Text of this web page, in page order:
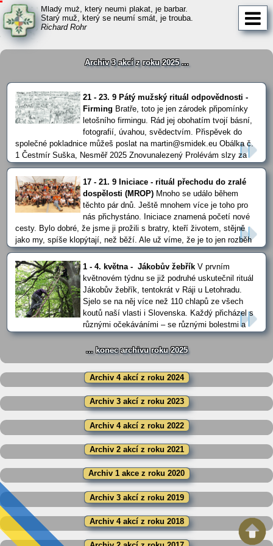
Mladý muž, který neumí plakat, je barbar.
Starý muž, který se neumí smát, je trouba.
Richard Rohr
Archiv 3 akcí z roku 2025 ...
21 - 23. 9 Pátý mužský rituál odpovědnosti -
Firming Bratře, toto je jen zárodek připomínky
letošního firmingu. Rád jej obohatím tvojí básní,
fotografií, úvahou, svědectvím. Přispěvek do
společné pokladnice můžeš poslat na martin@smidek.eu Obálka č.
1 Čestmír Suška, Nesměř 2025 Znovunalezený Prolévám slzy za
ty, které miluji Najednou je TADY v podobě stromu: „Obejmi je ve
mně.“ Ať může odejít všechna bolest, kterou jsi způsobil Neříkej si
… ...
17 - 21. 9 Iniciace - rituál přechodu do zralé
dospělosti (MROP) Mnoho se událo během
těchto pár dnů. Ještě mnohem více je toho pro
nás přichystáno. Iniciace znamená početí nové
cesty. Bylo dobré, že jsme ji prožili s bratry, kteří životem, stějně
jako my, spíše klopýtají, než běží. Ale už víme, že je to jen rozběh
na nekončící cestu. Je tu pro vás připravena vzpomínka,
zachyceny momentky z těch nesměřských dnů. Také připomínka,
že jsme se chtěli znovu potkat. Udělejte si … ...
1 - 4. května - Jákobův žebřík V prvním
květnovém týdnu se již podruhé uskutečnil rituál
Jákobův žebřík, tentokrát v Ráji u Letohradu.
Sjelo se na něj více než 110 chlapů ze všech
koutů naší vlasti i Slovenska. Každý přicházel s
různými očekáváními – se různými bolestmi a
výzvami. A právě ve starozákonním příběhu Jákoba jsme hledali
spolu s Václavem Vackem, autorem tohoto a mnoha dalších rituálů,
... konec archivu roku 2025
Archiv 4 akcí z roku 2024
Archiv 3 akcí z roku 2023
Archiv 4 akcí z roku 2022
Archiv 2 akcí z roku 2021
Archiv 1 akce z roku 2020
Archiv 3 akcí z roku 2019
Archiv 4 akcí z roku 2018